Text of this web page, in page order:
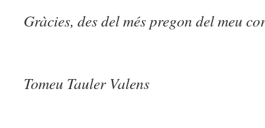
Gràcies, des del més pregon del meu
Tomeu Tauler Valens